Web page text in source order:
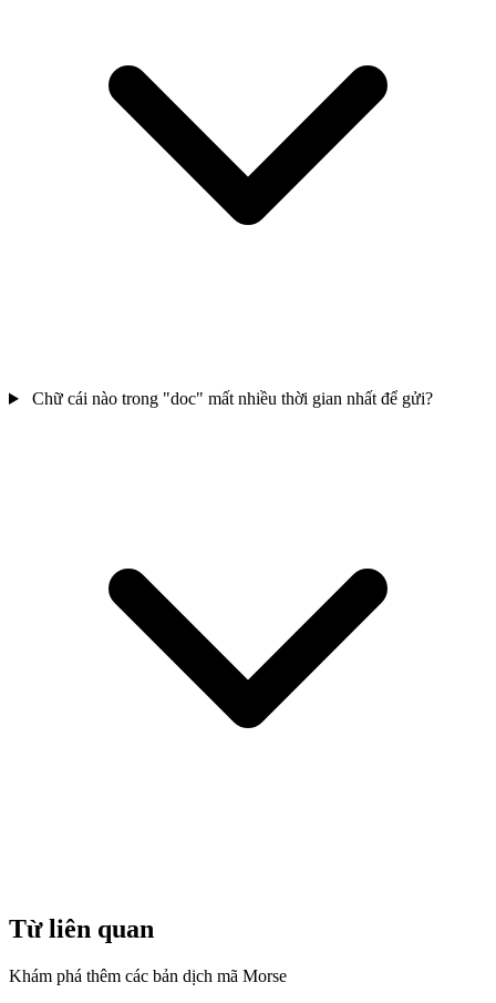
Chữ cái nào trong "doc" mất nhiều thời gian nhất để gửi?
Từ liên quan
Khám phá thêm các bản dịch mã Morse